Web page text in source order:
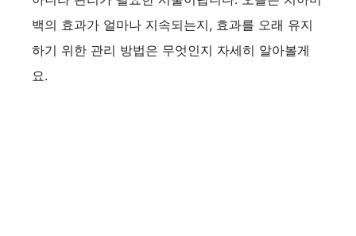
백의 효과가 얼마나 지속되는지, 효과를 오래 유지
하기 위한 관리 방법은 무엇인지 자세히 알아볼게
요.